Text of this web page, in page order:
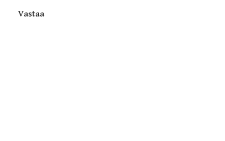
Vastaa